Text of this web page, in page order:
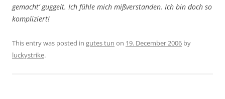
gemacht’ guggelt. Ich fühle mich mißverstanden. Ich bin doch so
kompliziert!
This entry was posted in gutes tun on 19. December 2006 by
luckystrike.